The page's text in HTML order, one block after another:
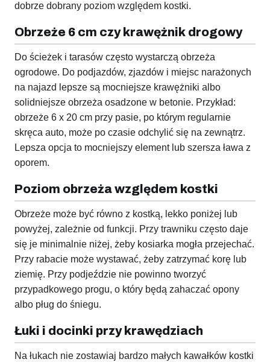
dobrze dobrany poziom względem kostki.
Obrzeże 6 cm czy krawężnik drogowy
Do ścieżek i tarasów często wystarczą obrzeża
ogrodowe. Do podjazdów, zjazdów i miejsc narażonych
na najazd lepsze są mocniejsze krawężniki albo
solidniejsze obrzeża osadzone w betonie. Przykład:
obrzeże 6 x 20 cm przy pasie, po którym regularnie
skręca auto, może po czasie odchylić się na zewnątrz.
Lepsza opcja to mocniejszy element lub szersza ława z
oporem.
Poziom obrzeża względem kostki
Obrzeże może być równo z kostką, lekko poniżej lub
powyżej, zależnie od funkcji. Przy trawniku często daje
się je minimalnie niżej, żeby kosiarka mogła przejechać.
Przy rabacie może wystawać, żeby zatrzymać korę lub
ziemię. Przy podjeździe nie powinno tworzyć
przypadkowego progu, o który będą zahaczać opony
albo pług do śniegu.
Łuki i docinki przy krawędziach
Na łukach nie zostawiaj bardzo małych kawałków kostki